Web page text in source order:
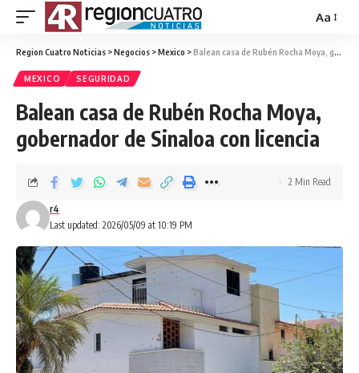
Aa
Region Cuatro Noticias >Negocios >Mexico >Balean casa de Rubén Rocha Moya, gobernador de Sinaloa con licencia
MEXICO SEGURIDAD
Balean casa de Rubén Rocha Moya,
gobernador de Sinaloa con licencia
Last updated: 2026/05/09 at 10:19 PM
r4
2 Min Read